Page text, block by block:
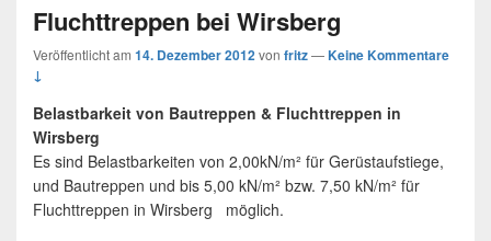
Fluchttreppen bei Wirsberg
Veröffentlicht am 14. Dezember 2012von fritz—Keine Kommentare
↓
Belastbarkeit von Bautreppen & Fluchttreppen in
Wirsberg
Es sind Belastbarkeiten von 2,00kN/m² für Gerüstaufstiege,
und Bautreppen und bis 5,00 kN/m² bzw. 7,50 kN/m² für
Fluchttreppen in Wirsberg möglich.